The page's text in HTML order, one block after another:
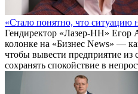
«Стало понятно, что ситуацию
Гендиректор «Лазер-НН» Егор
колонке на «Бизнес News» —
чтобы вывести предприятие из
сохранять спокойствие в